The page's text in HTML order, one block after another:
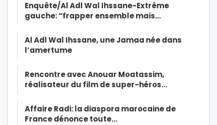
Enquête/Al Adl Wal Ihssane-Extrême
gauche: “frapper ensemble mais…
Al Adl Wal Ihssane, une Jamaa née dans
l’amertume
Rencontre avec Anouar Moatassim,
réalisateur du film de super-héros…
Affaire Radi: la diaspora marocaine de
France dénonce toute…